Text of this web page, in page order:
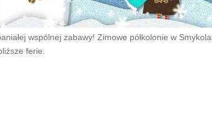
wspólnej zabawy! Zimowe półkolonie w
ferie.